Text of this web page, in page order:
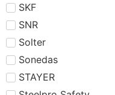
SKF
SNR
Solter
Sonedas
STAYER